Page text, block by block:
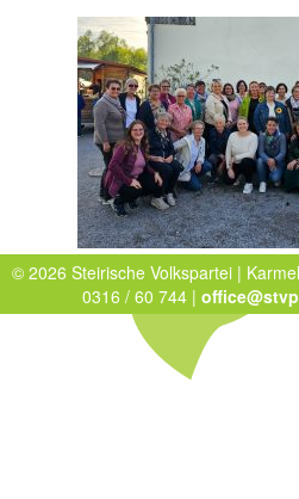
© 2026 Steirische Volkspartei |
0316 / 60 744 |